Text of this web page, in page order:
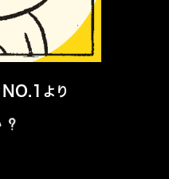
NO.1 より